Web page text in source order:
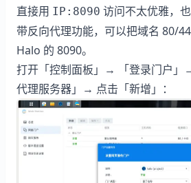
直接用 IP:8090 访问不太优雅，
带反向代理功能，可以把域名 80/
Halo 的 8090。
打开「控制面板」→ 「登录门户
代理服务器」→ 点击「新增」：